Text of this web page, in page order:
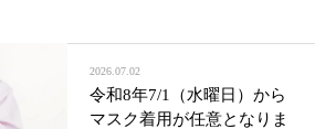
2026.07.02
令和8年7/1（水曜日）から
マスク着用が任意となりま